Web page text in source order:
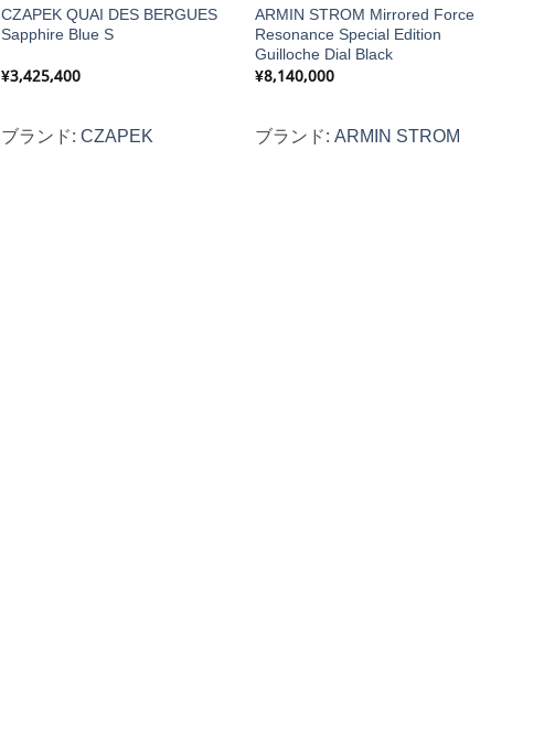
CZAPEK QUAI DES BERGUES
Sapphire Blue S
¥3,425,400
ブランド:CZAPEK
ARMIN STROM Mirrored Force
Resonance Special Edition
Guilloche Dial Black
¥8,140,000
ブランド:ARMIN STROM